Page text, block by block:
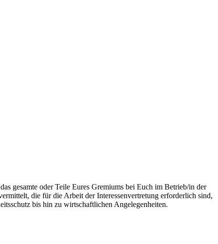
gesamte oder Teile Eures Gremiums bei Euch im Betrieb/in der
die für die Arbeit der Interessenvertretung erforderlich sind,
bis hin zu wirtschaftlichen Angelegenheiten.